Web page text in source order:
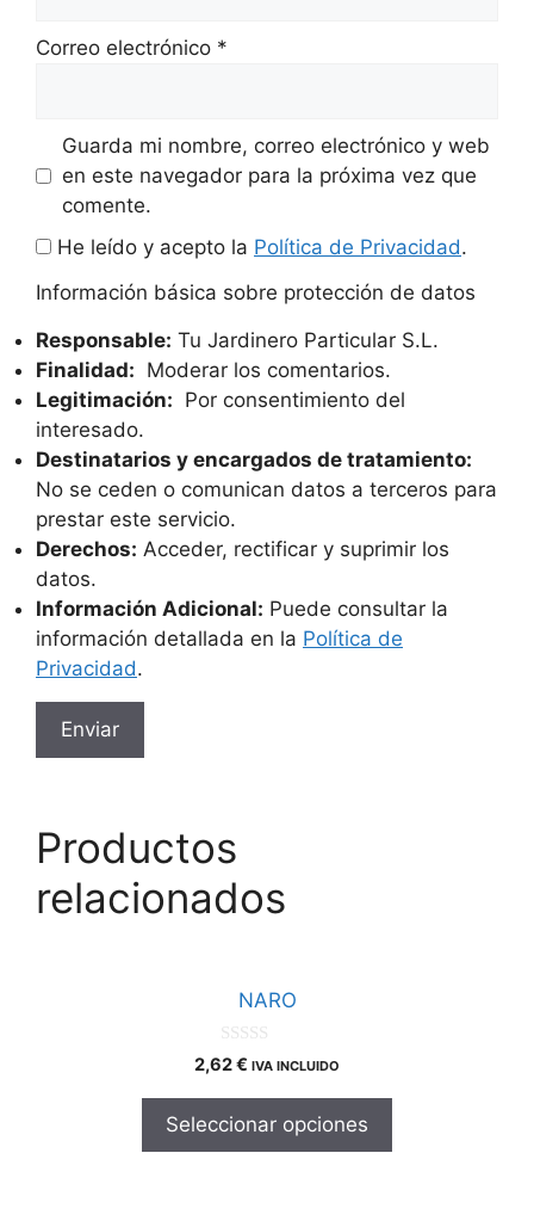
Correo electrónico *
Guarda mi nombre, correo electrónico y web
en este navegador para la próxima vez que
comente.
He leído y acepto la Política de Privacidad.
Información básica sobre protección de datos
Responsable: Tu Jardinero Particular S.L.
Finalidad: Moderar los comentarios.
Legitimación: Por consentimiento del
interesado.
Destinatarios y encargados de tratamiento:
No se ceden o comunican datos a terceros para
prestar este servicio.
Derechos: Acceder, rectificar y suprimir los
datos.
Información Adicional: Puede consultar la
información detallada en la Política de
Privacidad.
Productos
relacionados
NARO
0
d
2,62€ IVA INCLUIDO
Seleccionar opciones